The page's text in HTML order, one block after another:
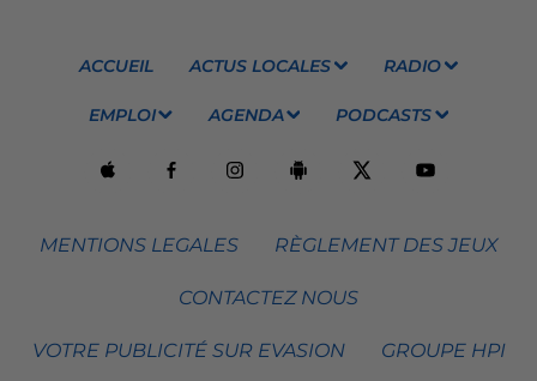
ACCUEIL ACTUS LOCALES RADIO
EMPLOI AGENDA PODCASTS
MENTIONS LEGALES RÈGLEMENT DES JEUX
CONTACTEZ NOUS
VOTRE PUBLICITÉ SUR EVASION GROUPE HPI